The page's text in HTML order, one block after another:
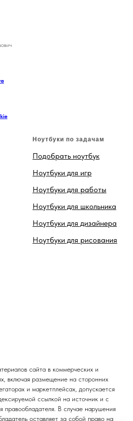
Ноутбуки по задачам
Подобрать ноутбук
Ноутбуки для игр
Ноутбуки для работы
Ноутбуки для школьника
Ноутбуки для дизайнера
Ноутбуки для рисования
сайта в коммерческих и
включая размещение на сторонних
и маркетплейсах, допускается
ссылкой на источник и с
правообладателя. В случае нарушения
оставляет за собой право на